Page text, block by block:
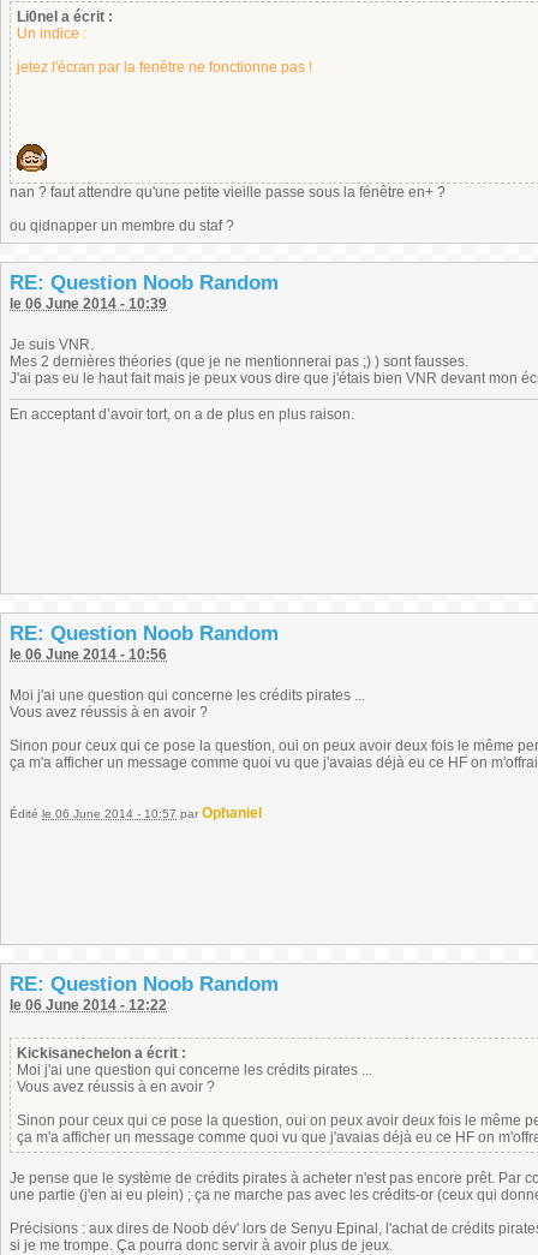
Li0nel a écrit :
Un indice :
jetez l'écran par la fenêtre ne fonctionne pas !
nan ? faut attendre qu'une petite vieille passe sous la fénêtre en+ ?
ou qidnapper un membre du staf ?
RE: Question Noob Random
le 06 June 2014 - 10:39
Je suis VNR.
Mes 2 dernières théories (que je ne mentionnerai pas ;) ) sont fausses.
J'ai pas eu le haut fait mais je peux vous dire que j'étais bien VNR devant mon
En acceptant d’avoir tort, on a de plus en plus raison.
RE: Question Noob Random
le 06 June 2014 - 10:56
Moi j'ai une question qui concerne les crédits pirates ...
Vous avez réussis à en avoir ?
Sinon pour ceux qui ce pose la question, oui on peux avoir deux fois le même
ça m'a afficher un message comme quoi vu que j'avaias déjà eu ce HF on
Édité le 06 June 2014 - 10:57 par Ophaniel
RE: Question Noob Random
le 06 June 2014 - 12:22
Kickisanechelon a écrit :
Moi j'ai une question qui concerne les crédits pirates ...
Vous avez réussis à en avoir ?
Sinon pour ceux qui ce pose la question, oui on peux avoir deux fois le même
ça m'a afficher un message comme quoi vu que j'avaias déjà eu ce HF on
Je pense que le système de crédits pirates à acheter n'est pas encore prêt. Par
une partie (j'en ai eu plein) ; ça ne marche pas avec les crédits-or (ceux qui
Précisions : aux dires de Noob dév' lors de Senyu Epinal, l'achat de crédits
si je me trompe. Ça pourra donc servir à avoir plus de jeux.